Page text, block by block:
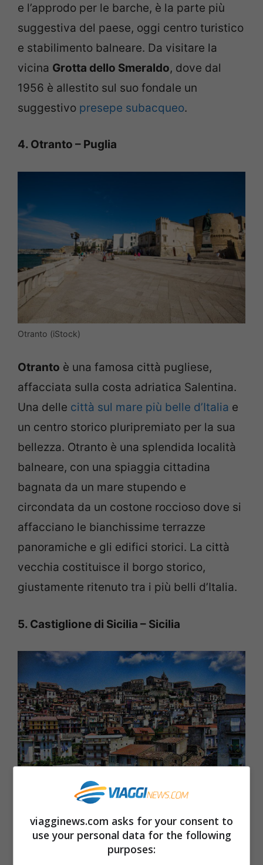
e l’approdo per le barche, è la parte più
suggestiva del paese, oggi centro turistico
e stabilimento balneare. Da visitare la
vicina Grotta dello Smeraldo, dove dal
1956 è allestito sul suo fondale un
suggestivo presepe subacqueo.
4. Otranto – Puglia
Otranto (iStock)
Otranto è una famosa città pugliese,
affacciata sulla costa adriatica Salentina.
Una delle città sul mare più belle d’Italia e
un centro storico pluripremiato per la sua
bellezza. Otranto è una splendida località
balneare, con una spiaggia cittadina
bagnata da un mare stupendo e
circondata da un costone roccioso dove si
affacciano le bianchissime terrazze
panoramiche e gli edifici storici. La città
vecchia costituisce il borgo storico,
giustamente ritenuto tra i più belli d’Italia.
5. Castiglione di Sicilia – Sicilia
Castiglione di Sicilia (Roger Husvik, CC BY 3.0,
Wikicommons)
viagginews.com asks for your consent to
use your personal data for the following
purposes: